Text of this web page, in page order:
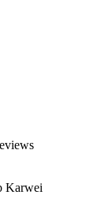
Karwei